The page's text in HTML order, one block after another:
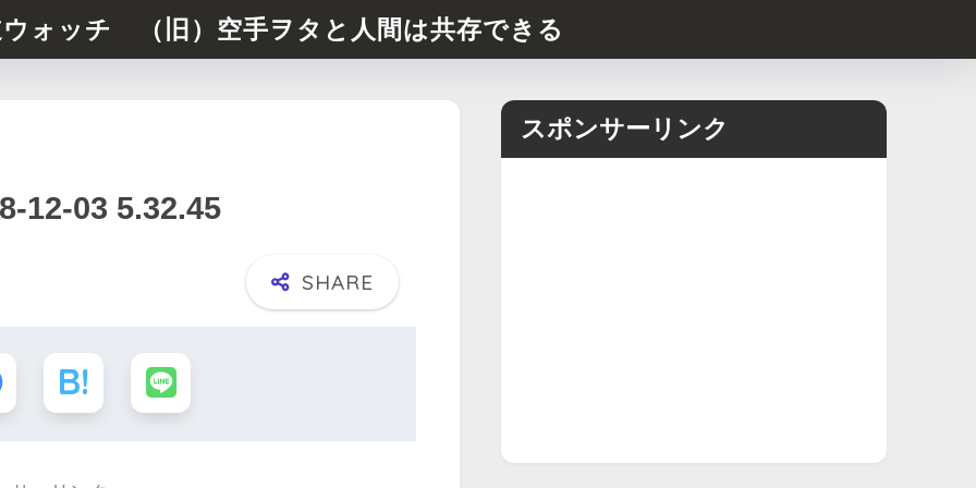
ォッチ （旧）空手ヲタと人間は共存できる
12-03 5.32.45
スポンサーリンク